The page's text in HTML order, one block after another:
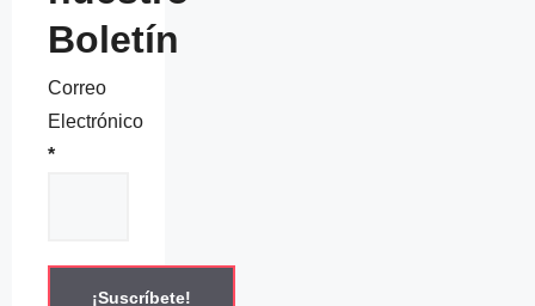
Boletín
Correo
Electrónico
*